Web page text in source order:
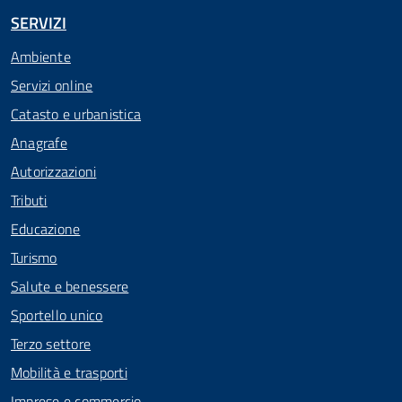
SERVIZI
Ambiente
Servizi online
Catasto e urbanistica
Anagrafe
Autorizzazioni
Tributi
Educazione
Turismo
Salute e benessere
Sportello unico
Terzo settore
Mobilità e trasporti